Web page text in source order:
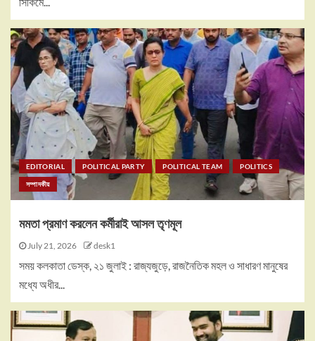
EDITORIAL POLITICAL PARTY POLITICAL TEAM POLITICS
সম্পাদকীয়
মমতা প্রমাণ করলেন কর্মীরাই আসল তৃণমূল
July 21, 2026 desk1
সময় কলকাতা ডেস্ক, ২১ জুলাই : রাজ্যজুড়ে, রাজনৈতিক মহল ও সাধারণ মানুষের
মধ্যে অধীর...